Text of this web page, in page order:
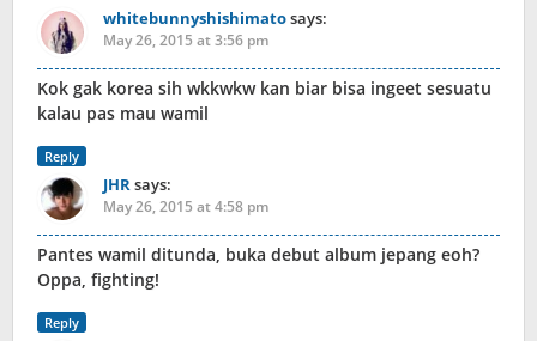
whitebunnyshishimatosays:
May 26, 2015 at 3:56 pm
Kok gak korea sih wkkwkw kan biar bisa ingeet sesuatu
kalau pas mau wamil
Reply
JHRsays:
May 26, 2015 at 4:58 pm
Pantes wamil ditunda, buka debut album jepang eoh?
Oppa, fighting!
Reply